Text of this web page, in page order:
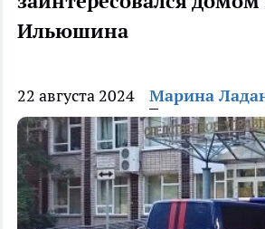
Ильюшина
22 августа 2024 Марина